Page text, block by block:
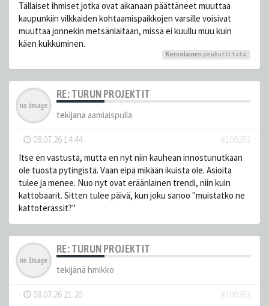
Tällaiset ihmiset jotka ovat aikanaan päättäneet muuttaa
kaupunkiin vilkkaiden kohtaamispaikkojen varsille voisivat
muuttaa jonnekin metsänlaitaan, missä ei kuullu muu kuin
käen kukkuminen.
Kervolainen peukutti tätä
RE: TURUN PROJEKTIT
tekijänä aamiaispulla
- 08.07.26 14:44
#109282
Itse en vastusta, mutta en nyt niin kauhean innostunutkaan
ole tuosta pytingistä. Vaan eipä mikään ikuista ole. Asioita
tulee ja menee. Nuo nyt ovat eräänlainen trendi, niin kuin
kattobaarit. Sitten tulee päivä, kun joku sanoo "muistatko ne
kattoterassit?"
RE: TURUN PROJEKTIT
tekijänä hmikko
- 08.07.26 21:20
#109283